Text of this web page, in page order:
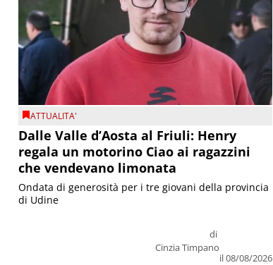
ATTUALITA'
Dalle Valle d’Aosta al Friuli: Henry
regala un motorino Ciao ai ragazzini
che vendevano limonata
di
Cinzia Timpano
il 08/08/2026
Ondata di generosità per i tre giovani della provincia
di Udine